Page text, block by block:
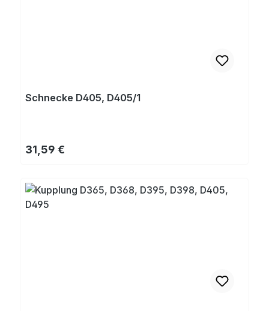
Schnecke D405, D405/1
Regulärer Preis:
31,59 €